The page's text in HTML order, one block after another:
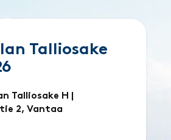
Talliosake
Talliosake H
2, Vantaa